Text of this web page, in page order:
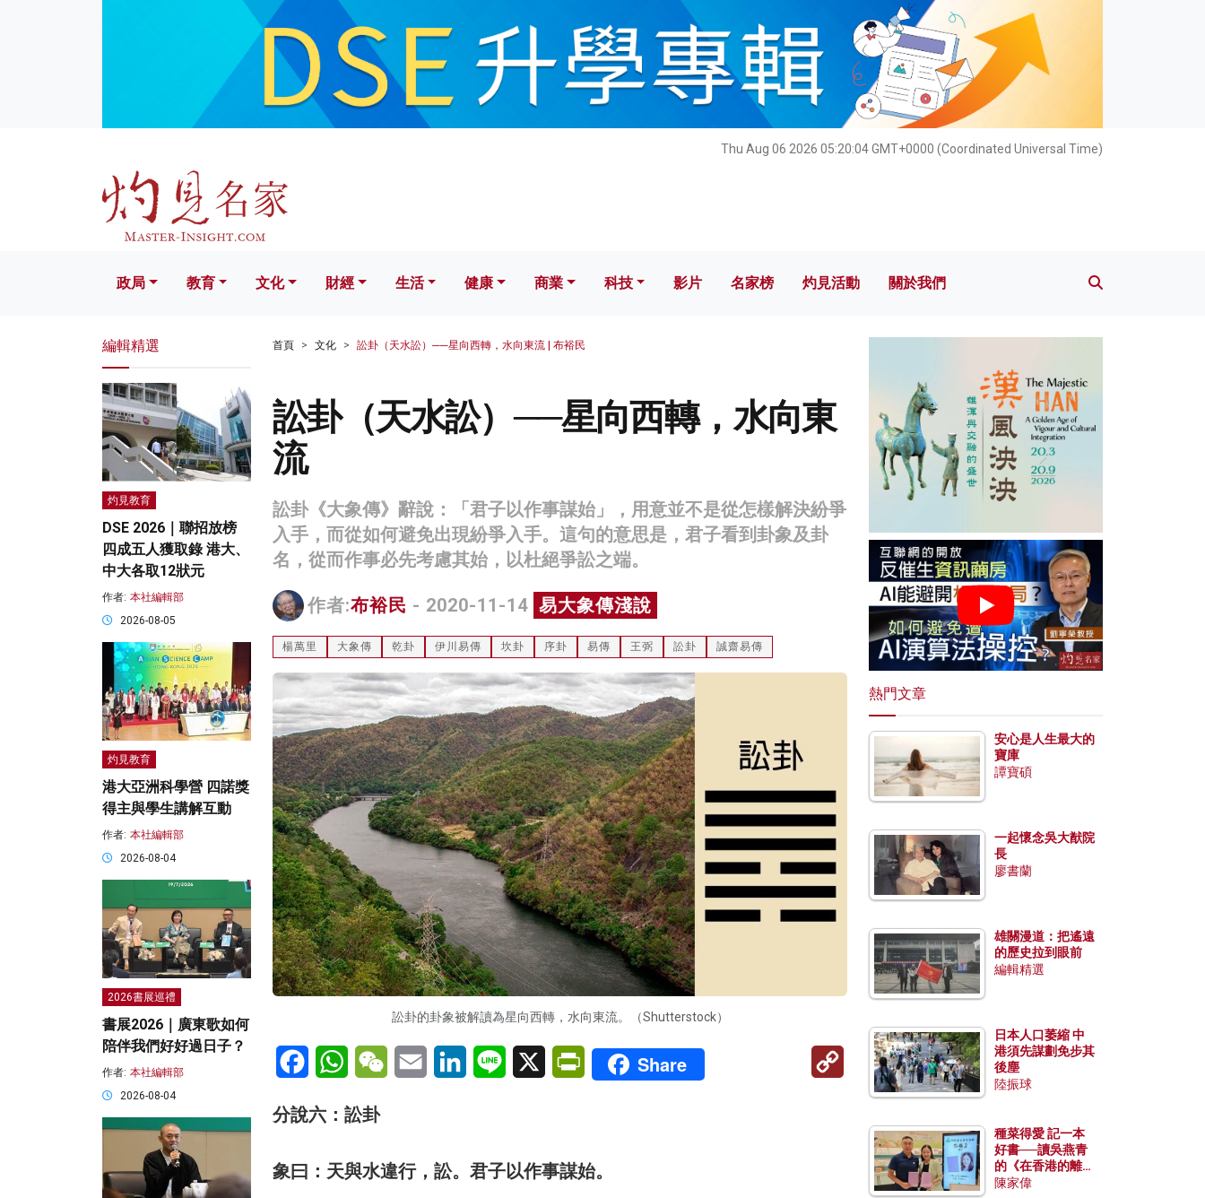
Thu Aug 06 2026 05:20:05 GMT+0000 (Coordinated Universal Time)
文化 財經 生活 健康 科技 影片 名家榜 灼見活動 關於我們
政局 教育 文化 財經 生活 健康 商業 科技 影片 名家榜 灼見活動 關於我們
首頁 文化 訟卦（天水訟）──星向西轉，水向東流 | 布裕民
訟卦（天水訟）──星向西轉，水向東
流
訟卦《大象傳》辭說：「君子以作事謀始」，用意並不是從怎樣解決紛爭
入手，而從如何避免出現紛爭入手。這句的意思是，君子看到卦象及卦
名，從而作事必先考慮其始，以杜絕爭訟之端。
作者:布裕民 - 2020-11-14 易大象傳淺說
楊萬里 大象傳 乾卦 伊川易傳 坎卦 序卦 易傳 王弼 訟卦 誠齋易傳
訟卦的卦象被解讀為星向西轉，水向東流。（Shutterstock）
FacebookWhatsAppWeChatEmail LinkedInLine X PrintFriendly
Share
Copy
分說六：訟卦
象曰：天與水違行，訟。君子以作事謀始。
編輯精選
灼見教育
DSE 2026｜聯招放榜
四成五人獲取錄 港大、
中大各取12狀元
作者: 本社編輯部
2026-08-05
灼見教育
港大亞洲科學營 四諾獎
得主與學生講解互動
作者: 本社編輯部
2026-08-04
2026書展巡禮
書展2026｜廣東歌如何
陪伴我們好好過日子？
作者: 本社編輯部
2026-08-04
熱門文章
安心是人生最大的
寶庫
譚寶碩
一起懷念吳大猷院
長
廖書蘭
雄關漫道：把遙遠
的歷史拉到眼前
編輯精選
日本人口萎縮 中
港須先謀劃免步其
後塵
陸振球
種菜得愛 記一本
好書──讀吳燕青
的《在香港的離島
種菜》
陳家偉